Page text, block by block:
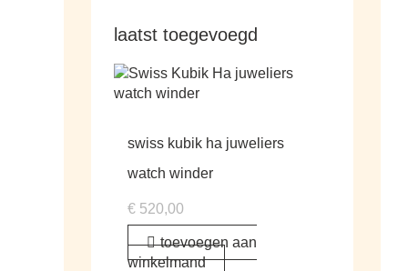
laatst toegevoegd
swiss kubik ha juweliers
watch winder
€ 520,00
toevoegen aan
winkelmand